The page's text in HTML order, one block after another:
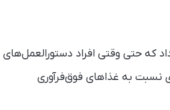
که حتی وقتی افراد دستورالعمل‌های
نسبت به غذاهای فوق‌فرآوری‌